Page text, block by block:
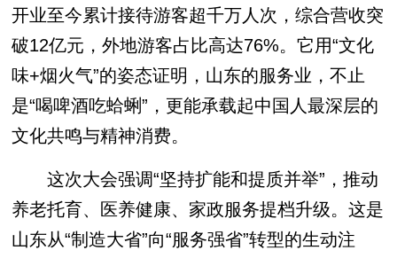
开业至今累计接待游客超千万人次，综合营收突
破12亿元，外地游客占比高达76%。它用“文化
味+烟火气”的姿态证明，山东的服务业，不止
是“喝啤酒吃蛤蜊”，更能承载起中国人最深层的
文化共鸣与精神消费。
这次大会强调“坚持扩能和提质并举”，推动
养老托育、医养健康、家政服务提档升级。这是
山东从“制造大省”向“服务强省”转型的生动注